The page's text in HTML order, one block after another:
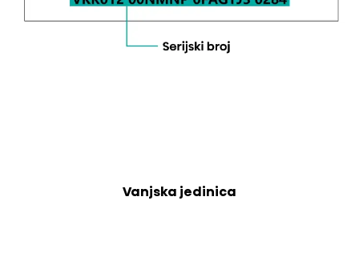
Vanjska jedinica